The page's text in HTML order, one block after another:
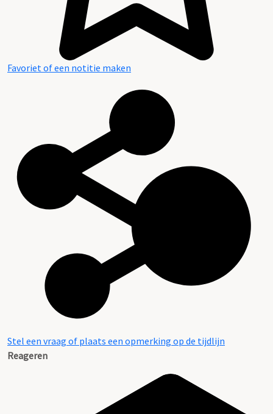
Favoriet of een notitie maken
Stel een vraag of plaats een opmerking op de tijdlijn
Reageren